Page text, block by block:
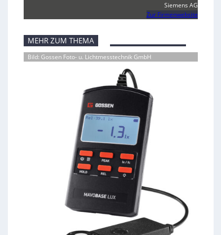
Siemens AG
Zur Firmenwebsite
MEHR ZUM THEMA
Bild: Gossen Foto- u. Lichtmesstechnik GmbH